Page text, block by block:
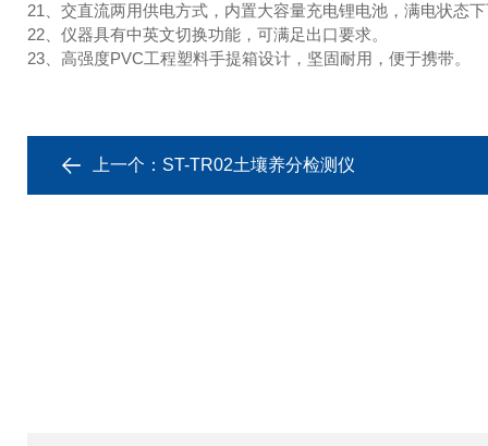
21、交直流两用供电方式，内置大容量充电锂电池，满电状态
22、仪器具有中英文切换功能，可满足出口要求。
23、高强度PVC工程塑料手提箱设计，坚固耐用，便于携带。
上一个： ST-TR02土壤养分检测仪